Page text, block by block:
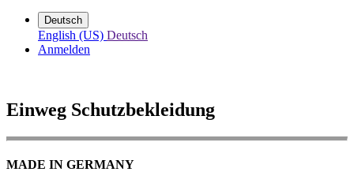
Deutsch
English (US) Deutsch
Anmelden
Einweg Schutzbekleidung
MADE IN GERMANY